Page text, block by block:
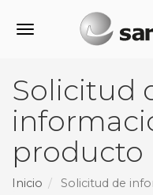
Alternar navegación
Solicitud
producto
Inicio Solicitud de